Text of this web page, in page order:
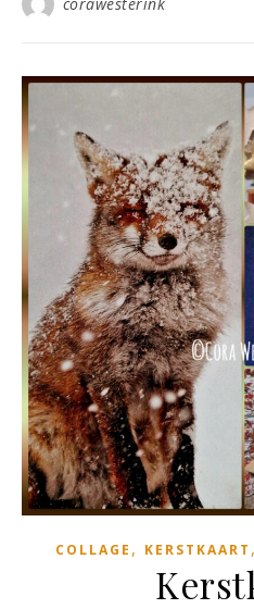
COLLAGE , KERSTKAART ,